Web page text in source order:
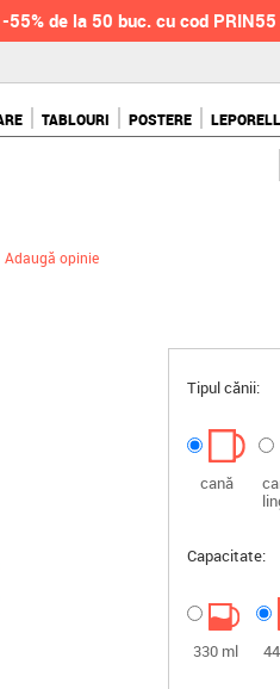
de la 50 buc. cu cod
TABLOURI POSTERE
Adaugă opinie
Tipul cănii:
cană
Capacitate:
330 ml